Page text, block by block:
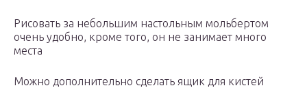
Рисовать за небольшим настольным мольбертом
очень удобно, кроме того, он не занимает много
места
Можно дополнительно сделать ящик для кистей